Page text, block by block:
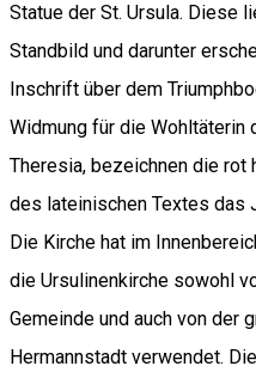
Statue der St. Ursula. Diese
Standbild und darunter
Inschrift über dem
Widmung für die Wohltäterin
Theresia, bezeichnen die rot
des lateinischen Textes das
Die Kirche hat im
die Ursulinenkirche sowohl
Gemeinde und auch von der
Hermannstadt verwendet.